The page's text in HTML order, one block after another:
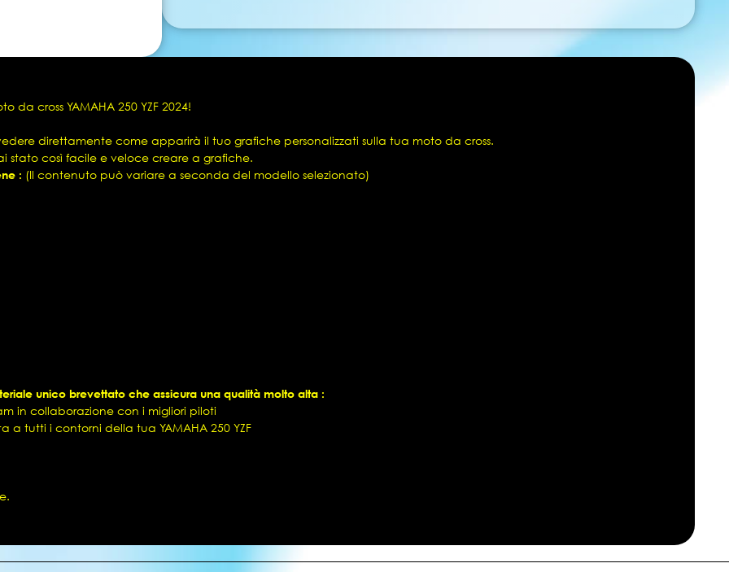
cross YAMAHA 250 YZF 2024!
direttamente come apparirà il tuo grafiche personalizzati sulla tua moto da cross.
stato così facile e veloce creare a grafiche.
: (Il contenuto può variare a seconda del modello selezionato)
unico brevettato che assicura una qualità molto alta :
in collaborazione con i migliori piloti
tutti i contorni della tua YAMAHA 250 YZF